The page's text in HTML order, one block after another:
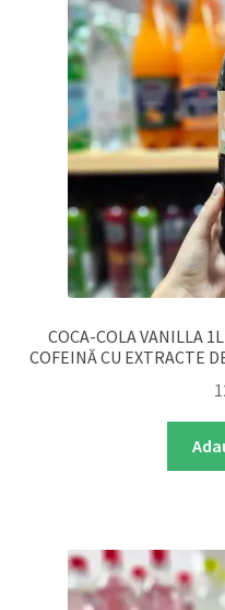
COCA-COLA VANILLA
COFEINĂ CU EXTRACTE